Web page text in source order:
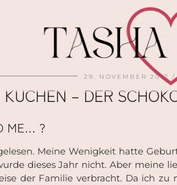
29. NOVEMBER 2017
– DER
ME… ?
Meine Wenigkeit hatte
dieses Jahr nicht. Aber meine
der Familie verbracht. Da ich